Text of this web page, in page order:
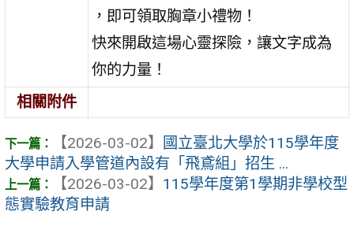
，即可領取胸章小禮物！
快來開啟這場心靈探險，讓文字成為
你的力量！
相關附件
【2026-03-02】
國立臺北大學於115學年度
大學申請入學管道內設有「飛鳶組」招生 ...
【2026-03-02】 115學年度第1學期非學校型
態實驗教育申請